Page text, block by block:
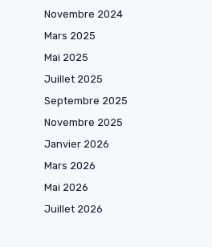
Novembre 2024
Mars 2025
Mai 2025
Juillet 2025
Septembre 2025
Novembre 2025
Janvier 2026
Mars 2026
Mai 2026
Juillet 2026